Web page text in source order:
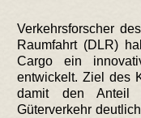
Verkehrsforscher
Raumfahrt (DLR)
Cargo ein
entwickelt. Ziel des
damit den Anteil
Güterverkehr